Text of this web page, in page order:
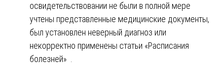
освидетельствовании не были в полной мере
учтены представленные медицинские документы,
был установлен неверный диагноз или
некорректно применены статьи «Расписания
болезней» .